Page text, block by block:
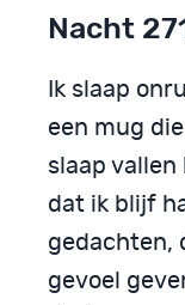
Nacht
Ik slaap
een mug
slaap
dat ik blijf
gedachten,
gevoel